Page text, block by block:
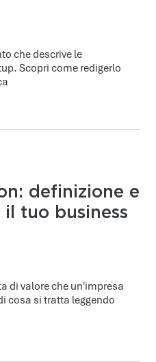
che descrive le
Scopri come redigerlo
definizione e
tuo business
di valore che un'impresa
cosa si tratta leggendo